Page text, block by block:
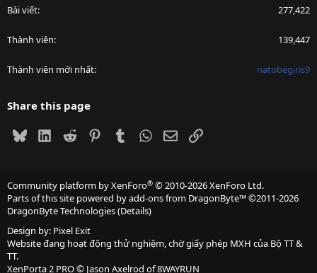
Bài viết 277,422
Thành viên 139,447
Thành viên mới nhất natobegiris9
Share this page
BlueskyLinkedIn
Reddit PinterestTumblrWhatsApp
EmailLink
Community platform by XenForo® © 2010-2026 XenForo Ltd.
Parts of this site powered byadd-ons from DragonByte™©2011-2026
DragonByte Technologies(Details)
Design by: Pixel Exit
Website đang hoạt động thử nghiệm, chờ giấy phép MXH của Bộ TT &
TT.
XenPorta 2 PRO© Jason Axelrod of8WAYRUN